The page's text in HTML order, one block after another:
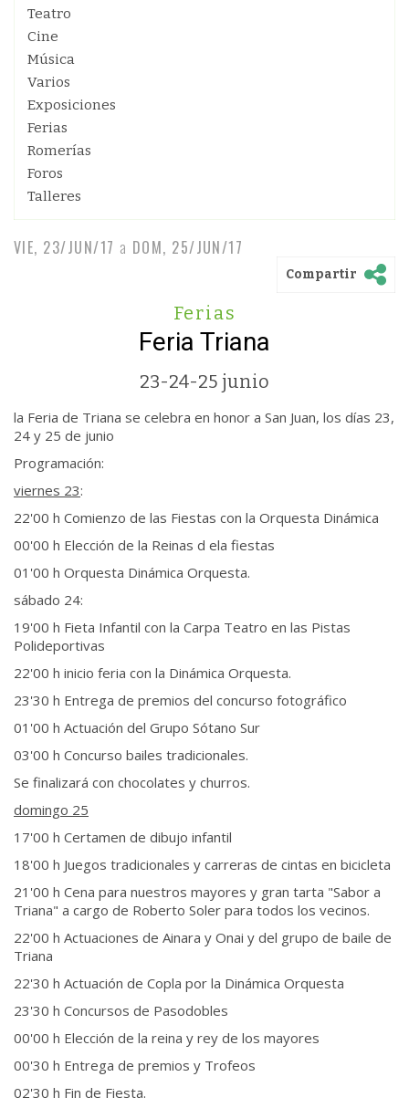
Teatro
Cine
Música
Varios
Exposiciones
Ferias
Romerías
Foros
Talleres
VIE, 23/JUN/17 a DOM, 25/JUN/17
Compartir
Ferias
Feria Triana
23-24-25 junio
la Feria de Triana se celebra en honor a San Juan, los días 23,
24 y 25 de junio
Programación:
viernes 23:
22'00 h Comienzo de las Fiestas con la Orquesta Dinámica
00'00 h Elección de la Reinas d ela fiestas
01'00 h Orquesta Dinámica Orquesta.
sábado 24:
19'00 h Fieta Infantil con la Carpa Teatro en las Pistas
Polideportivas
22'00 h inicio feria con la Dinámica Orquesta.
23'30 h Entrega de premios del concurso fotográfico
01'00 h Actuación del Grupo Sótano Sur
03'00 h Concurso bailes tradicionales.
Se finalizará con chocolates y churros.
domingo 25
17'00 h Certamen de dibujo infantil
18'00 h Juegos tradicionales y carreras de cintas en bicicleta
21'00 h Cena para nuestros mayores y gran tarta "Sabor a
Triana" a cargo de Roberto Soler para todos los vecinos.
22'00 h Actuaciones de Ainara y Onai y del grupo de baile de
Triana
22'30 h Actuación de Copla por la Dinámica Orquesta
23'30 h Concursos de Pasodobles
00'00 h Elección de la reina y rey de los mayores
00'30 h Entrega de premios y Trofeos
02'30 h Fin de Fiesta.